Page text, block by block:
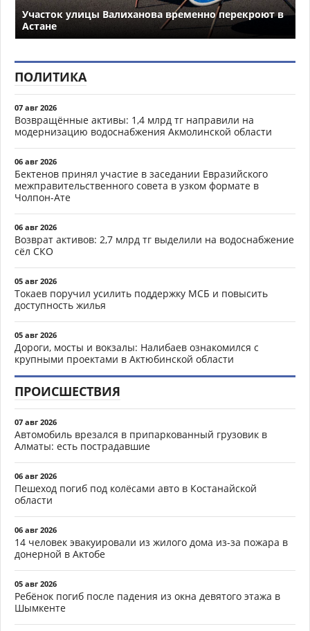
Участок улицы Валиханова временно перекроют в
Астане
ПОЛИТИКА
07 авг 2026
Возвращённые активы: 1,4 млрд тг направили на
модернизацию водоснабжения Акмолинской области
06 авг 2026
Бектенов принял участие в заседании Евразийского
межправительственного совета в узком формате в
Чолпон-Ате
06 авг 2026
Возврат активов: 2,7 млрд тг выделили на водоснабжение
сёл СКО
05 авг 2026
Токаев поручил усилить поддержку МСБ и повысить
доступность жилья
05 авг 2026
Дороги, мосты и вокзалы: Налибаев ознакомился с
крупными проектами в Актюбинской области
ПРОИСШЕСТВИЯ
07 авг 2026
Автомобиль врезался в припаркованный грузовик в
Алматы: есть пострадавшие
06 авг 2026
Пешеход погиб под колёсами авто в Костанайской
области
06 авг 2026
14 человек эвакуировали из жилого дома из-за пожара в
донерной в Актобе
05 авг 2026
Ребёнок погиб после падения из окна девятого этажа в
Шымкенте